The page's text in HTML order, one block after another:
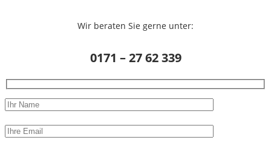
Wir beraten Sie gerne unter:
0171 – 27 62 339